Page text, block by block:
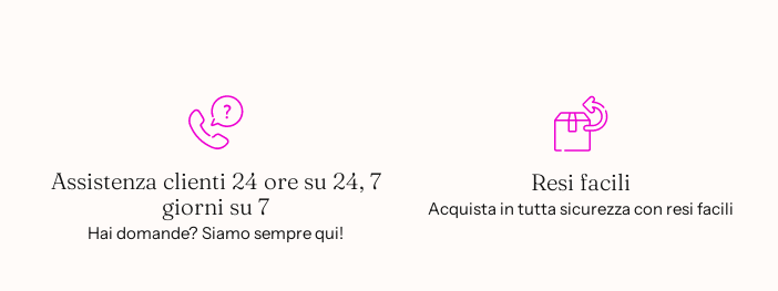
Assistenza clienti 24 ore su 24, 7
giorni su 7
Hai domande? Siamo sempre qui!
Resi facili
Acquista in tutta sicurezza con resi facili